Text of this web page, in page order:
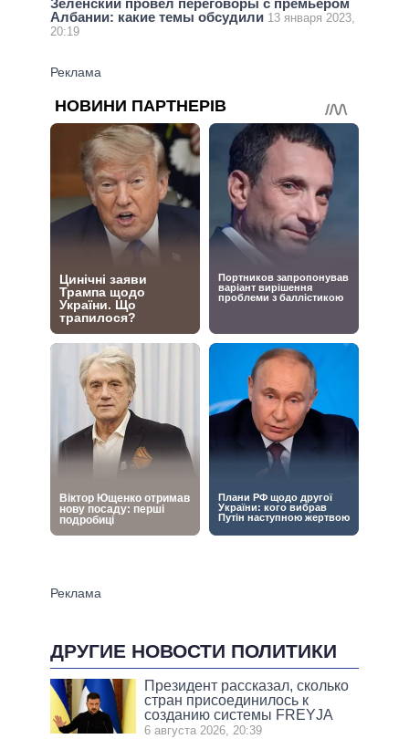
Албании: какие темы обсудили 13 января 2023,
20:19
ДРУГИЕ НОВОСТИ ПОЛИТИКИ
Президент рассказал, сколько
стран присоединилось к
созданию системы FREYJA
6 августа 2026, 20:39